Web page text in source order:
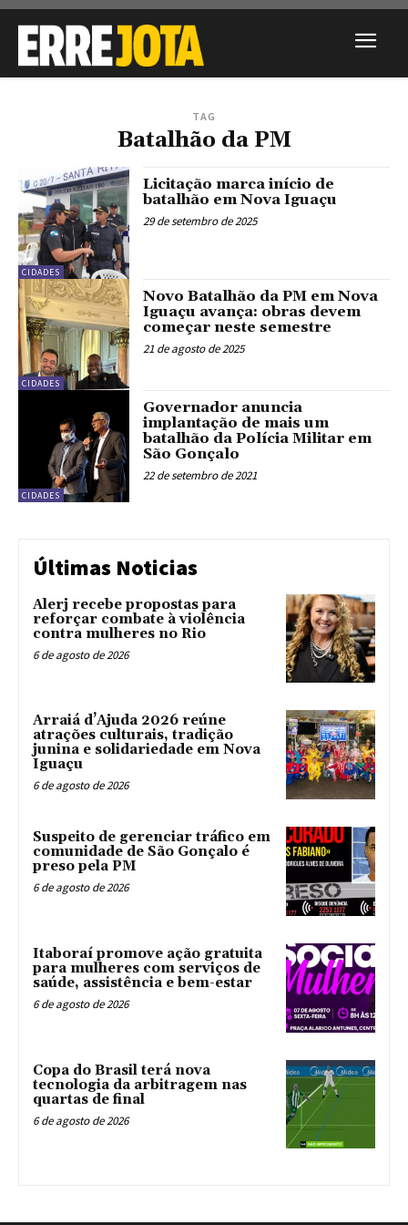
TAG
Batalhão da PM
CIDADES
Licitação marca início de
batalhão em Nova Iguaçu
29 de setembro de 2025
CIDADES
Novo Batalhão da PM em Nova
Iguaçu avança: obras devem
começar neste semestre
21 de agosto de 2025
CIDADES
Governador anuncia
implantação de mais um
batalhão da Polícia Militar em
São Gonçalo
22 de setembro de 2021
Últimas Noticias
Alerj recebe propostas para
reforçar combate à violência
contra mulheres no Rio
6 de agosto de 2026
Arraiá d’Ajuda 2026 reúne
atrações culturais, tradição
junina e solidariedade em Nova
Iguaçu
6 de agosto de 2026
Suspeito de gerenciar tráfico em
comunidade de São Gonçalo é
preso pela PM
6 de agosto de 2026
Itaboraí promove ação gratuita
para mulheres com serviços de
saúde, assistência e bem-estar
6 de agosto de 2026
Copa do Brasil terá nova
tecnologia da arbitragem nas
quartas de final
6 de agosto de 2026